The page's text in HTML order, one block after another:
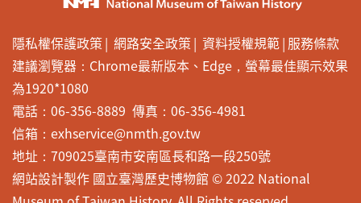
隱私權保護政策 網路安全政策 資料授權規範 服務條款
建議瀏覽器：Chrome最新版本、Edge，螢幕最佳顯示效果
為1920*1080
電話：06-356-8889 傳真：06-356-4981
信箱：exhservice@nmth.gov.tw
地址：709025臺南市安南區長和路一段250號
網站設計製作 國立臺灣歷史博物館 © 2022 National